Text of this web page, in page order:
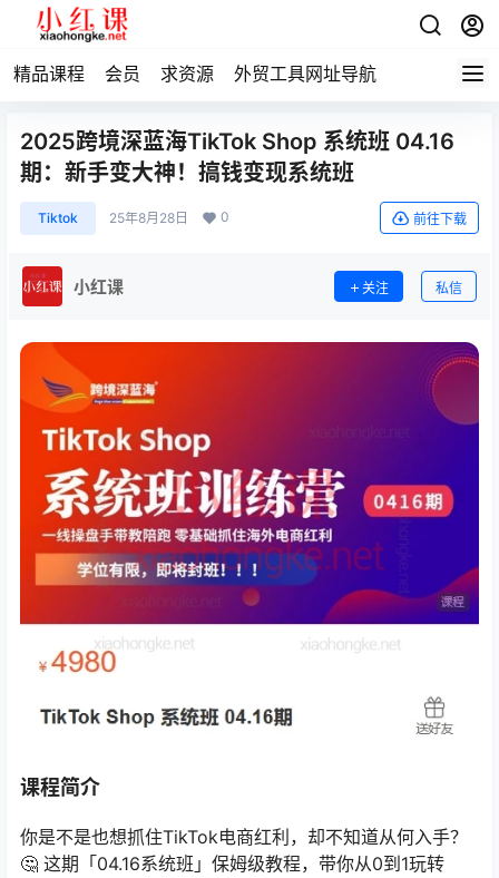
精品课程 会员 求资源 外贸工具网址导航
2025跨境深蓝海TikTok Shop 系统班 04.16
期：新手变大神！搞钱变现系统班
Tiktok 25年8月28日 0 前往下载
小红课 关注 私信
课程简介
你是不是也想抓住TikTok电商红利，却不知道从何入手？
🤔 这期「04.16系统班」保姆级教程，带你从0到1玩转